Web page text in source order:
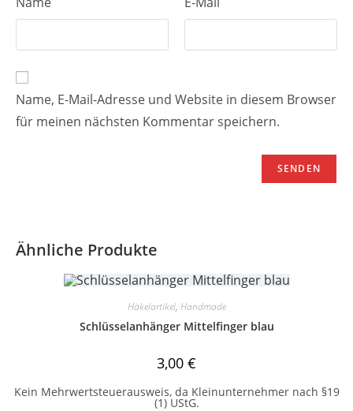
Name, E-Mail-Adresse und Website in diesem Browser
für meinen nächsten Kommentar speichern.
Ähnliche Produkte
Häkelartikel, Handmade
Schlüsselanhänger Mittelfinger blau
3,00 €
Kein Mehrwertsteuerausweis, da Kleinunternehmer nach §19
(1) UStG.